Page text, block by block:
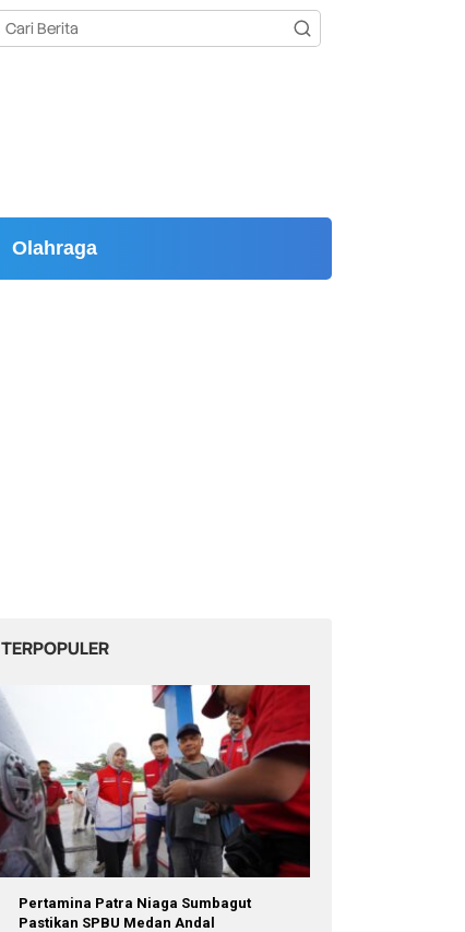
Olahraga
TERPOPULER
Pertamina Patra Niaga Sumbagut
Pastikan SPBU Medan Andal